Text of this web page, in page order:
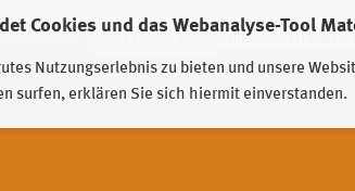
Cookies und das Webanalyse-Tool
Nutzungserlebnis zu bieten und unsere
surfen, erklären Sie sich hiermit einverstanden.
EHRENHAIN ZEITHAIN